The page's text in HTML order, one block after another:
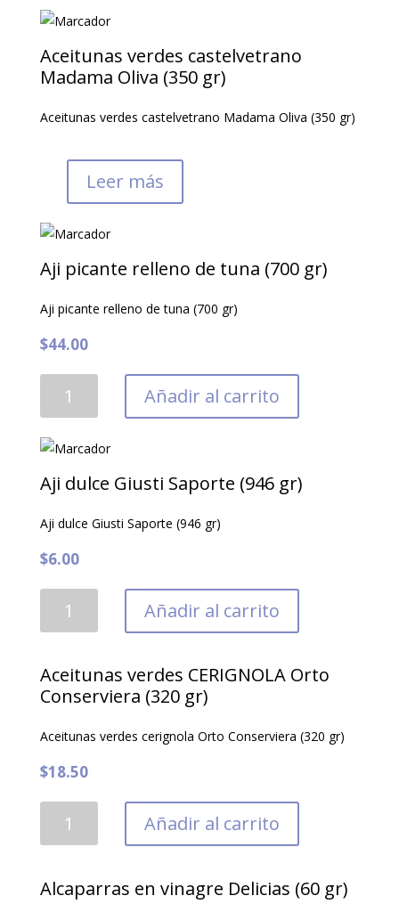
Calabria
(190
gr)
Aceitunas verdes castelvetrano
Madama Oliva (350 gr)
Aceitunas verdes castelvetrano Madama Oliva (350 gr)
Leer más
Aji picante relleno de tuna (700 gr)
Aji picante relleno de tuna (700 gr)
$44.00
picante
de
tuna
(700
gr)
Añadir al carrito
Aji dulce Giusti Saporte (946 gr)
Aji dulce Giusti Saporte (946 gr)
$6.00
dulce
Saporte
(946
cantidad
Añadir al carrito
Aceitunas verdes CERIGNOLA Orto
Conserviera (320 gr)
Aceitunas verdes cerignola Orto Conserviera (320 gr)
$18.50
verdes
Orto
Añadir al carrito
Alcaparras en vinagre Delicias (60 gr)